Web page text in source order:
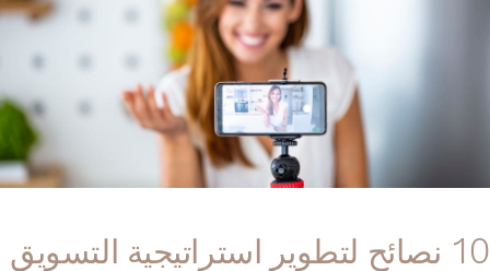
10 نصائح لتطوير استراتيجية التسويق